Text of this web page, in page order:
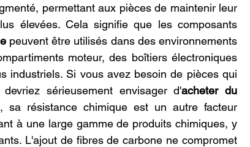
permettant aux pièces de maintenir leur
élevées. Cela signifie que les composants
peuvent être utilisés dans des environnements
moteur, des boîtiers électroniques
industriels. Si vous avez besoin de pièces qui
sérieusement envisager d'acheter du
sa résistance chimique est un autre facteur
à une large gamme de produits chimiques, y
L'ajout de fibres de carbone ne compromet